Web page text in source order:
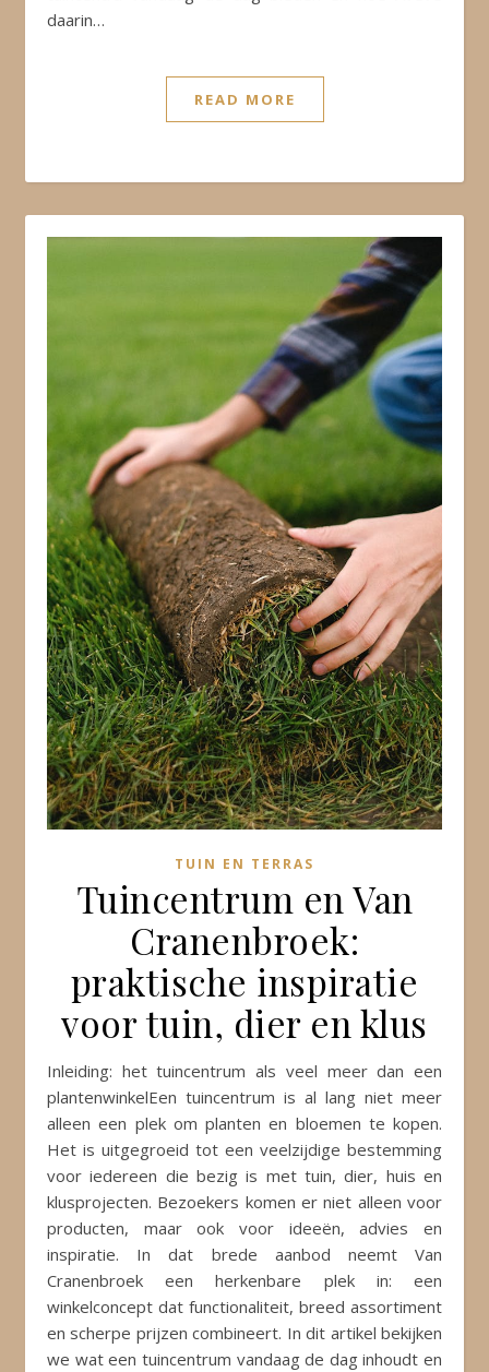
daarin…
READ MORE
TUIN EN TERRAS
Tuincentrum en Van
Cranenbroek:
praktische inspiratie
voor tuin, dier en klus
Inleiding: het tuincentrum als veel meer dan een
plantenwinkelEen tuincentrum is al lang niet meer
alleen een plek om planten en bloemen te kopen.
Het is uitgegroeid tot een veelzijdige bestemming
voor iedereen die bezig is met tuin, dier, huis en
klusprojecten. Bezoekers komen er niet alleen voor
producten, maar ook voor ideeën, advies en
inspiratie. In dat brede aanbod neemt Van
Cranenbroek een herkenbare plek in: een
winkelconcept dat functionaliteit, breed assortiment
en scherpe prijzen combineert. In dit artikel bekijken
we wat een tuincentrum vandaag de dag inhoudt en